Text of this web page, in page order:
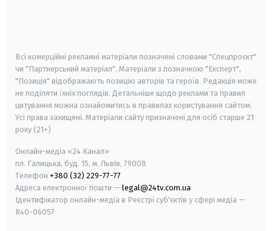
Всі комерційні рекламні матеріали позначені словами "Спецпроєкт"
чи "Партнерський матеріал". Матеріали з позначкою "Експерт",
"Позиція" відображають позицію авторів та героїв. Редакція може
не поділяти їхніх поглядів. Детальніше щодо реклами та правил
цитування можна ознайомитись в правилах користування сайтом.
Усі права захищені. Матеріали сайту призначені для осіб старше 21
року (21+)
Онлайн-медіа «24 Канал»
пл. Галицька, буд. 15, м. Львів, 79008
Телефон +380 (32) 229-77-77
Адреса електронної пошти — legal@24tv.com.ua
Ідентифікатор онлайн-медіа в Реєстрі суб'єктів у сфері медіа —
R40-06057